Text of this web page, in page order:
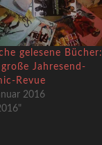
gelesene Bücher:
Jahresend-
Revue
2016